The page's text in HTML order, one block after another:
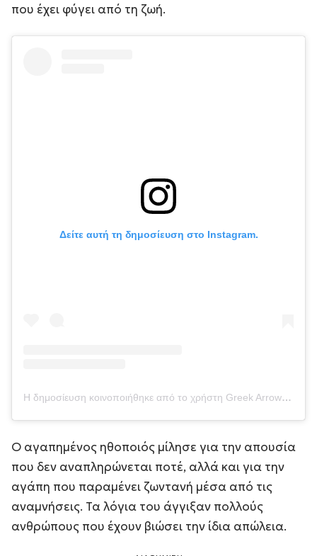
που έχει φύγει από τη ζωή.
Δείτε αυτή τη δημοσίευση στο Instagram.
Η δημοσίευση κοινοποιήθηκε από το χρήστη Greek Arrow (@greek_arrow)
Ο αγαπημένος ηθοποιός μίλησε για την απουσία
που δεν αναπληρώνεται ποτέ, αλλά και για την
αγάπη που παραμένει ζωντανή μέσα από τις
αναμνήσεις. Τα λόγια του άγγιξαν πολλούς
ανθρώπους που έχουν βιώσει την ίδια απώλεια.